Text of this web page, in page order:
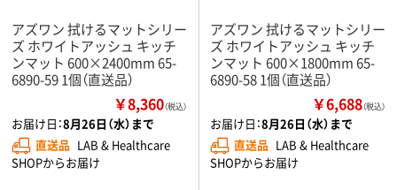
アズワン 拭けるマットシリー
ズ ホワイトアッシュ キッチ
ンマット 600×2400mm 65-
6890-59 1個（直送品）
￥8,360（税込）
お届け日：8月26日（水）まで
直送品 LAB & Healthcare
SHOPからお届け
アズワン 拭けるマットシリー
ズ ホワイトアッシュ キッチ
ンマット 600×1800mm 65-
6890-58 1個（直送品）
￥6,688（税込）
お届け日：8月26日（水）まで
直送品 LAB & Healthcare
SHOPからお届け